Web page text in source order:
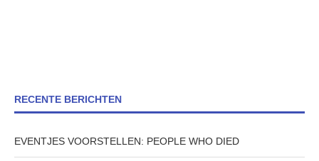
RECENTE BERICHTEN
EVENTJES VOORSTELLEN: PEOPLE WHO DIED